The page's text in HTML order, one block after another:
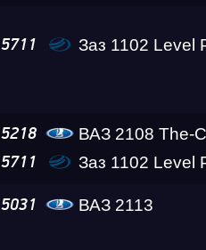
RDRC 2026 4 этап
Test & Tune PRO
5711 Заз 1102 Level
5218 ВАЗ 2108 The-Car-
5711 Заз 1102 Level
5031 ВАЗ 2113